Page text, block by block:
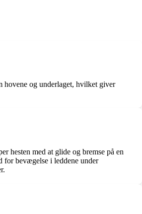
hovene og underlaget, hvilket giver
hesten med at glide og bremse på en
for bevægelse i leddene under